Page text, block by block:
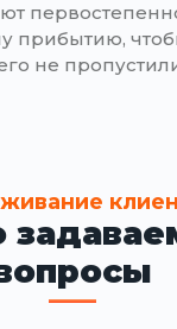
прибытию,
не